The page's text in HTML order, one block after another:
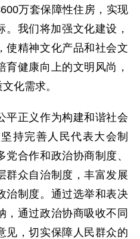
万套保障性住房，实现
我们将加强文化建设，
使精神文化产品和社会文
健康向上的文明风尚，
化需求。
正义作为构建和谐社会
持完善人民代表大会制
合作和政治协商制度、
群众自治制度，丰富发展
治制度。通过选举和表决
，通过政治协商吸收不同
见，切实保障人民群众的